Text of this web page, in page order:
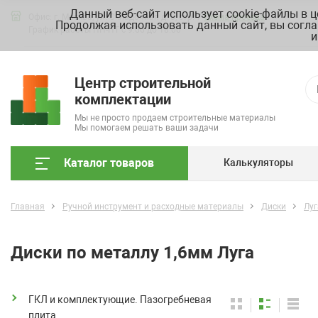
Офис: г. Москва, ул. Складочная д. 3, стр. 7Схема проезда
График работы ПН-ПТ с 9.00 до 18.00
Центр строительной
комплектации
Мы не просто продаем строительные материалы
Мы помогаем решать ваши задачи
Каталог товаров Калькуляторы
Главная Ручной инструмент и расходные материалы Диски
Диски по металлу 1,6мм Луга
ГКЛ и комплектующие. Пазогребневая
плита.
Данный веб-сайт использует cookie-файлы в
Продолжая использовать данный сайт, вы